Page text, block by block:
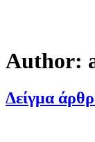
Author:
Δείγμα